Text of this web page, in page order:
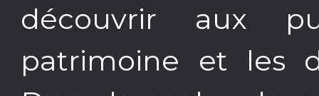
découvrir aux
patrimoine et les